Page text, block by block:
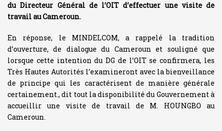
du Directeur Général de l’OIT d’effectuer une visite de
travail au Cameroun.
En réponse, le MINDELCOM, a rappelé la tradition
d’ouverture, de dialogue du Cameroun et souligné que
lorsque cette intention du DG de l’OIT se confirmera, les
Très Hautes Autorités l’examineront avec la bienveillance
de principe qui les caractérisent de manière générale
certainement., dit tout la disponibilité du Gouvernement à
accueillir une visite de travail de M. HOUNGBO au
Cameroun.